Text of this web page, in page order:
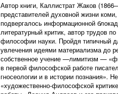
Автор книги, Каллистрат Жаков
представителей духовной жизни
подвергалось информационной
литературный критик, автор трудов
философии науки. Пройдя типичный
увлечения идеями материализма до
собственное учение —лимитизм —
в первой философской работе
гносеологии и в истории познания».
«художественно-философской